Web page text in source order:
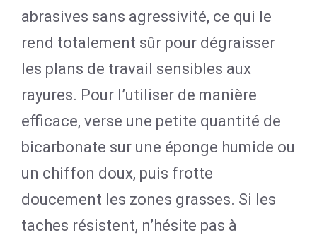
abrasives sans agressivité, ce qui le
rend totalement sûr pour dégraisser
les plans de travail sensibles aux
rayures. Pour l’utiliser de manière
efficace, verse une petite quantité de
bicarbonate sur une éponge humide ou
un chiffon doux, puis frotte
doucement les zones grasses. Si les
taches résistent, n’hésite pas à